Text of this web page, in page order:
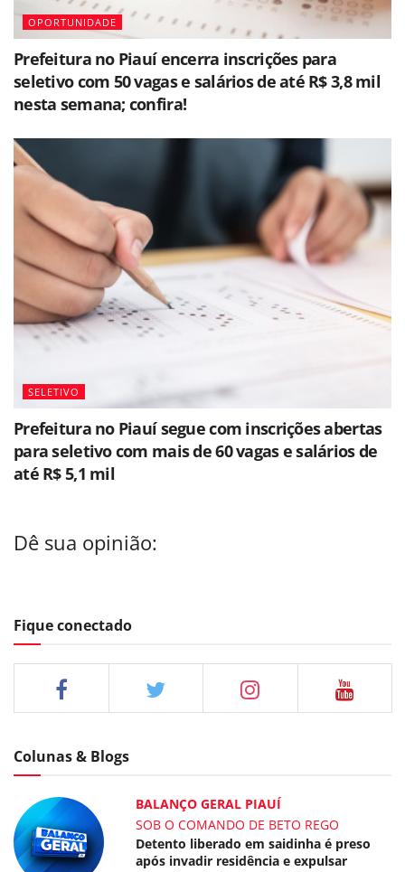
OPORTUNIDADE
Prefeitura no Piauí encerra inscrições para
seletivo com 50 vagas e salários de até R$ 3,8 mil
nesta semana; confira!
SELETIVO
Prefeitura no Piauí segue com inscrições abertas
para seletivo com mais de 60 vagas e salários de
até R$ 5,1 mil
Dê sua opinião:
Fique conectado
Colunas & Blogs
BALANÇO GERAL PIAUÍ
SOB O COMANDO DE BETO REGO
Detento liberado em saidinha é preso
após invadir residência e expulsar